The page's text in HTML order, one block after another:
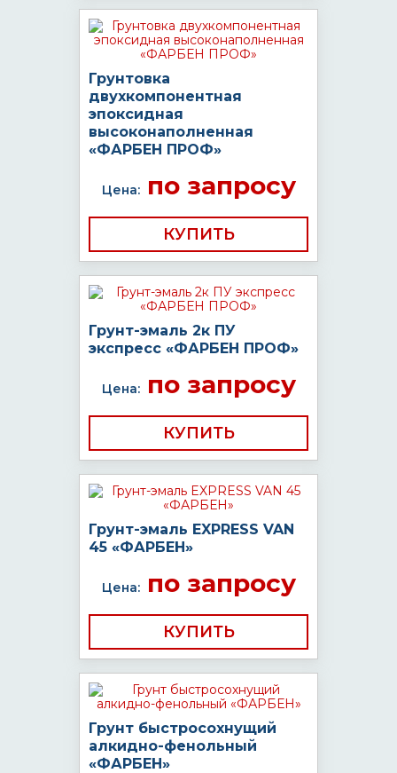
Грунтовка
двухкомпонентная
эпоксидная
высоконаполненная
«ФАРБЕН ПРОФ»
Цена:по запросу
КУПИТЬ
Грунт-эмаль 2к ПУ
экспресс «ФАРБЕН ПРОФ»
Цена:по запросу
КУПИТЬ
Грунт-эмаль EXPRESS VAN
45 «ФАРБЕН»
Цена:по запросу
КУПИТЬ
Грунт быстросохнущий
алкидно-фенольный
«ФАРБЕН»